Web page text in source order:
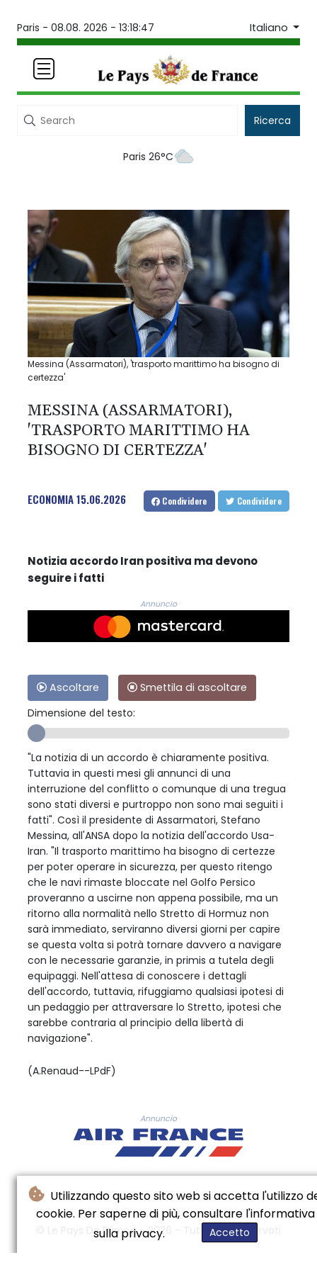
Utilizzando questo sito web si accetta l'utilizzo
cookie. Per saperne di più, consultare l'informativa
sulla privacy.
Accetto
Paris - 08.08. 2026 - 13:18:47 Italiano
Ricerca
Paris 26°C
Messina (Assarmatori), 'trasporto marittimo ha bisogno di
certezza'
MESSINA (ASSARMATORI),
'TRASPORTO MARITTIMO HA
BISOGNO DI CERTEZZA'
ECONOMIA15.06.2026 Condividere Condividere
Notizia accordo Iran positiva ma devono
seguire i fatti
Annuncio
Ascoltare
Smettila di ascoltare
Dimensione del testo:
"La notizia di un accordo è chiaramente positiva.
Tuttavia in questi mesi gli annunci di una
interruzione del conflitto o comunque di una tregua
sono stati diversi e purtroppo non sono mai seguiti i
fatti". Così il presidente di Assarmatori, Stefano
Messina, all'ANSA dopo la notizia dell'accordo Usa-
Iran. "Il trasporto marittimo ha bisogno di certezze
per poter operare in sicurezza, per questo ritengo
che le navi rimaste bloccate nel Golfo Persico
proveranno a uscirne non appena possibile, ma un
ritorno alla normalità nello Stretto di Hormuz non
sarà immediato, serviranno diversi giorni per capire
se questa volta si potrà tornare davvero a navigare
con le necessarie garanzie, in primis a tutela degli
equipaggi. Nell'attesa di conoscere i dettagli
dell'accordo, tuttavia, rifuggiamo qualsiasi ipotesi di
un pedaggio per attraversare lo Stretto, ipotesi che
sarebbe contraria al principio della libertà di
navigazione".
(A.Renaud--LPdF)
Annuncio
© Le Pays De France - 2026 - Tutti i diritti riservati